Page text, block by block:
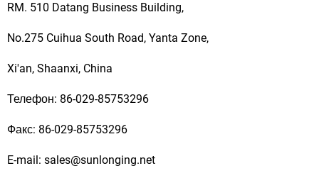
RM. 510 Datang Business Building,
No.275 Cuihua South Road, Yanta Zone,
Xi'an, Shaanxi, China
Телефон: 86-029-85753296
Факс: 86-029-85753296
E-mail: sales@sunlonging.net